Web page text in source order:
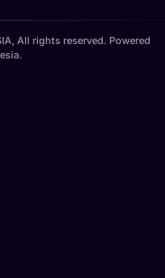
All rights reserved. Powered
.